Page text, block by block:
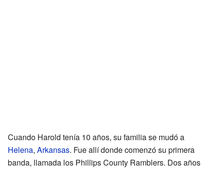
Cuando Harold tenía 10 años, su familia se mudó a
Helena, Arkansas. Fue allí donde comenzó su primera
banda, llamada los Phillips County Ramblers. Dos años